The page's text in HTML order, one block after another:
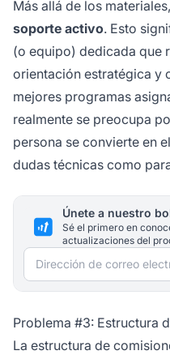
Más allá de los
soporte activo. Esto
(o equipo) dedicada que
orientación estratégica y
mejores programas
realmente se preocupa
persona se convierte en
dudas técnicas como
Únete a nuestro
Sé el primero en
actualizaciones del
Dirección de correo
Problema #3: Estructura
La estructura de